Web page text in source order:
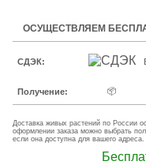
ОСУЩЕСТВЛЯЕМ
СДЭК:
Получение: 📦
Доставка живых растений по России
оформлении заказа можно выбрать
если она доступна для вашего адреса.